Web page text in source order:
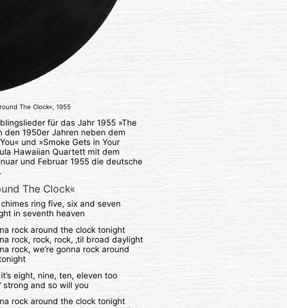
The Clock«, 1955
für das Jahr 1955 »The
den 1950er Jahren neben dem
und »Smoke Gets in Your
Hawaiian Quartett mit dem
und Februar 1955 die deutsche
The Clock«
ring five, six and seven
in seventh heaven
rock around the clock tonight
rock, rock, rock, ‚til broad daylight
rock, we’re gonna rock around
eight, nine, ten, eleven too
strong and so will you
rock around the clock tonight